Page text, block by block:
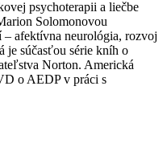
psychoterapii a liečbe
Solomonovou
afektívna neurológia, rozvoj
je súčasťou série kníh o
Norton. Americká
o AEDP v práci s